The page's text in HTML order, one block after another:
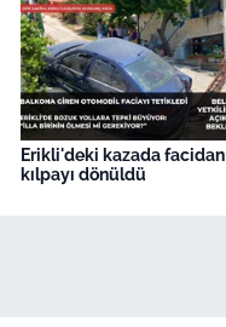
Erikli'deki kazada facidan
kılpayı dönüldü